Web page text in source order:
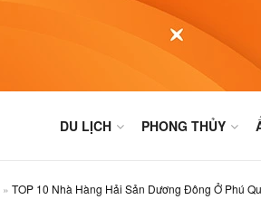
DU LỊCH PHONG THỦY
» TOP 10 Nhà Hàng Hải Sản Dương Đông Ở Phú